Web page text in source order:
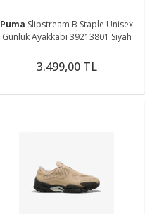
Puma Slipstream B Staple Unisex
Günlük Ayakkabı 39213801 Siyah
3.499,00 TL